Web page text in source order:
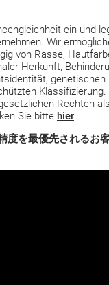
ein und
Wir
von Rasse,
Herkunft,
Rechten
Sie bitte hier.
度を最優先されるお